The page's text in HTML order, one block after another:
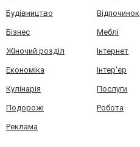
Будівництво Відпочинок
Бізнес Меблі
Жіночий розділ Інтернет
Економіка Інтер'єр
Кулінарія Послуги
Подорожі Робота
Реклама